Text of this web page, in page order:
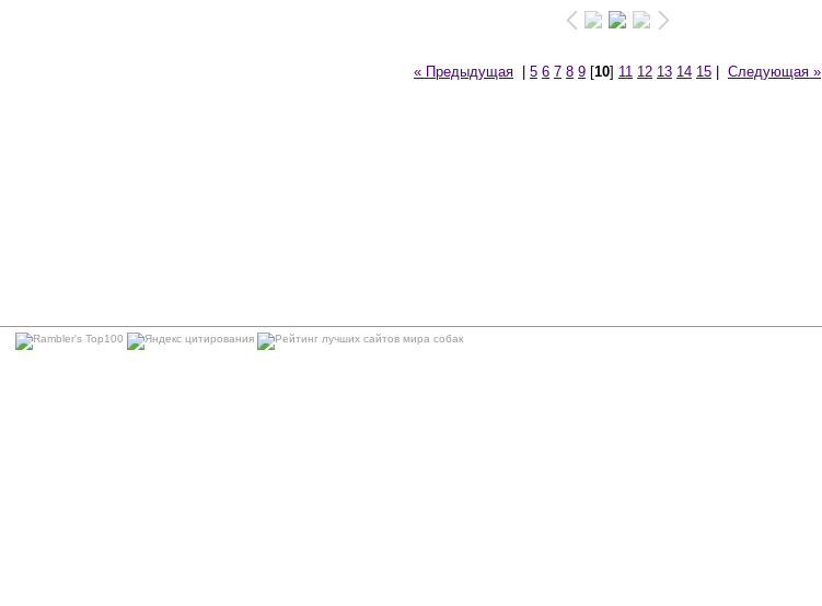
« Предыдущая 5 6 7 8 9 [10] 11 12 13 14 15 Следующая »